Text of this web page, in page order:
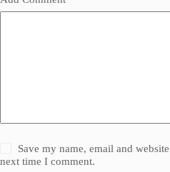
Save my name, email and
next time I comment.